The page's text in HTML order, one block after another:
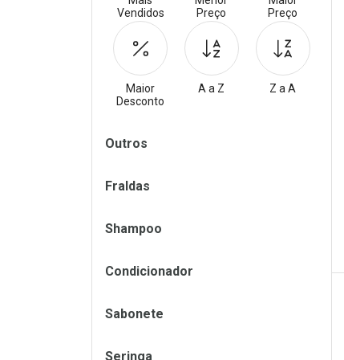
Vendidos
Preço
Preço
Maior
Desconto
A a Z Z a A
Filtros
Outros
Fraldas
Shampoo
Condicionador
Sabonete
Seringa